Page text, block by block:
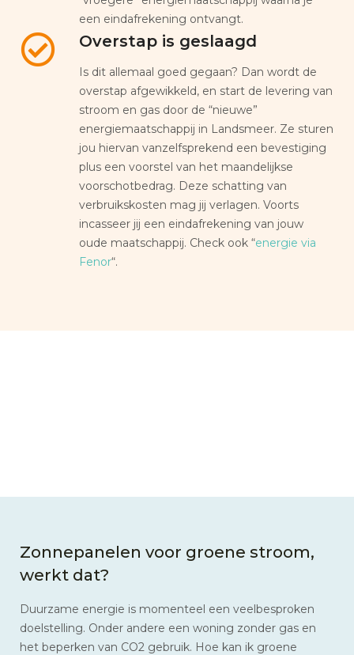
een eindafrekening ontvangt.
Overstap is geslaagd
Is dit allemaal goed gegaan? Dan wordt de
overstap afgewikkeld, en start de levering van
stroom en gas door de “nieuwe”
energiemaatschappij in Landsmeer. Ze sturen
jou hiervan vanzelfsprekend een bevestiging
plus een voorstel van het maandelijkse
voorschotbedrag. Deze schatting van
verbruikskosten mag jij verlagen. Voorts
incasseer jij een eindafrekening van jouw
oude maatschappij. Check ook “energie via
Fenor“.
Zonnepanelen voor groene stroom,
werkt dat?
Duurzame energie is momenteel een veelbesproken
doelstelling. Onder andere een woning zonder gas en
het beperken van CO2 gebruik. Hoe kan ik groene